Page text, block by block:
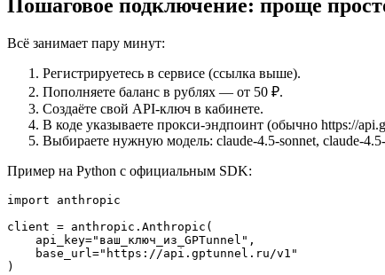
Пошаговое подключение: проще
Всё занимает пару минут:
Регистрируетесь в сервисе (ссылка выше).
Пополняете баланс в рублях — от 50 ₽.
Создаёте свой API-ключ в кабинете.
В коде указываете прокси-эндпоинт (обычно https://
Выбираете нужную модель: claude-4.5-sonnet, claude-
Пример на Python с официальным SDK:
import anthropic
client = anthropic.Anthropic(
    api_key="ваш_ключ_из_GPTunnel",
    base_url="https://api.gptunnel.ru/v1"
)